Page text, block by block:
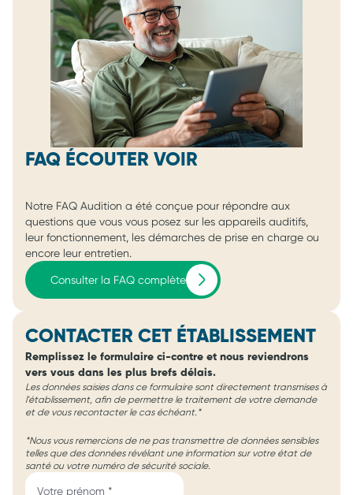
FAQ ÉCOUTER VOIR
Notre FAQ Audition a été conçue pour répondre aux
questions que vous vous posez sur les appareils auditifs,
leur fonctionnement, les démarches de prise en charge ou
encore leur entretien.
Consulter la FAQ complète
CONTACTER CET ÉTABLISSEMENT
Remplissez le formulaire ci-contre et nous reviendrons
vers vous dans les plus brefs délais.
Les données saisies dans ce formulaire sont directement transmises à
l'établissement, afin de permettre le traitement de votre demande
et de vous recontacter le cas échéant.*
*Nous vous remercions de ne pas transmettre de données sensibles
telles que des données révélant une information sur votre état de
santé ou votre numéro de sécurité sociale.